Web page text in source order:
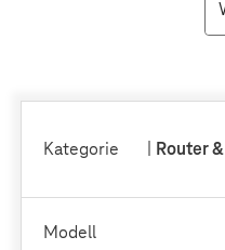
Kategorie Router
Modell